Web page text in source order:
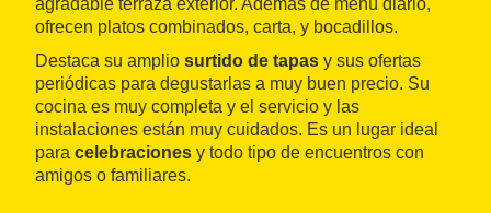
agradable terraza exterior. Además de menú diario,
ofrecen platos combinados, carta, y bocadillos.
Destaca su amplio surtido de tapas y sus ofertas
periódicas para degustarlas a muy buen precio. Su
cocina es muy completa y el servicio y las
instalaciones están muy cuidados. Es un lugar ideal
para celebraciones y todo tipo de encuentros con
amigos o familiares.